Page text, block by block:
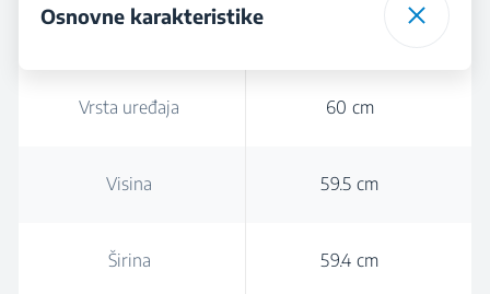
Osnovne karakteristike
Vrsta uređaja 60 cm
Visina 59.5 cm
Širina 59.4 cm